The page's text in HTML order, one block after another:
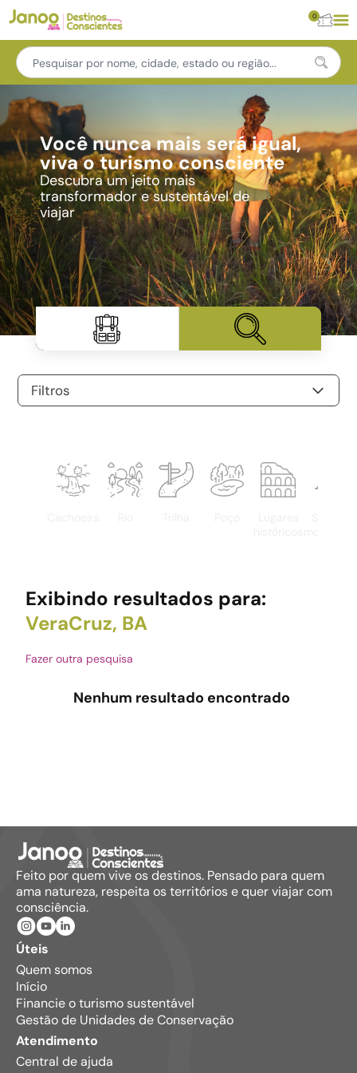
0
Você nunca mais será igual,
viva o turismo consciente
Descubra um jeito mais
transformador e sustentável de
viajar
Filtros
Exibindo resultados para:
VeraCruz, BA
Fazer outra pesquisa
Nenhum resultado encontrado
Feito por quem vive os destinos. Pensado para quem
ama natureza, respeita os territórios e quer viajar com
consciência.
Úteis
Quem somos
Início
Financie o turismo sustentável
Gestão de Unidades de Conservação
Atendimento
Central de ajuda